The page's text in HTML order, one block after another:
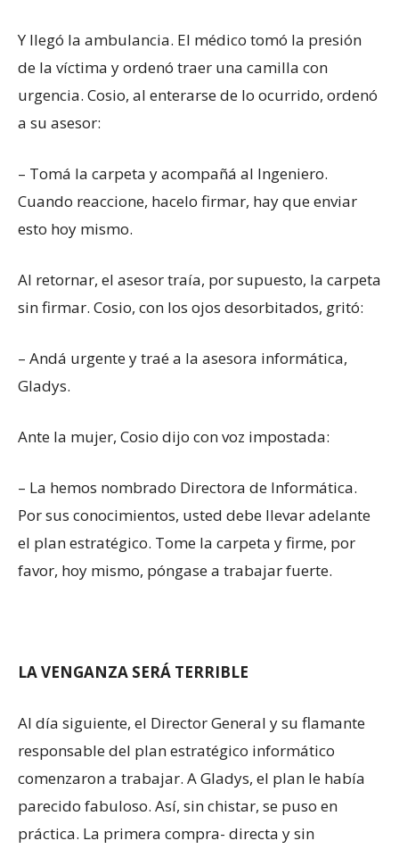
Y llegó la ambulancia. El médico tomó la presión
de la víctima y ordenó traer una camilla con
urgencia. Cosio, al enterarse de lo ocurrido, ordenó
a su asesor:
– Tomá la carpeta y acompañá al Ingeniero.
Cuando reaccione, hacelo firmar, hay que enviar
esto hoy mismo.
Al retornar, el asesor traía, por supuesto, la carpeta
sin firmar. Cosio, con los ojos desorbitados, gritó:
– Andá urgente y traé a la asesora informática,
Gladys.
Ante la mujer, Cosio dijo con voz impostada:
– La hemos nombrado Directora de Informática.
Por sus conocimientos, usted debe llevar adelante
el plan estratégico. Tome la carpeta y firme, por
favor, hoy mismo, póngase a trabajar fuerte.
LA VENGANZA SERÁ TERRIBLE
Al día siguiente, el Director General y su flamante
responsable del plan estratégico informático
comenzaron a trabajar. A Gladys, el plan le había
parecido fabuloso. Así, sin chistar, se puso en
práctica. La primera compra- directa y sin